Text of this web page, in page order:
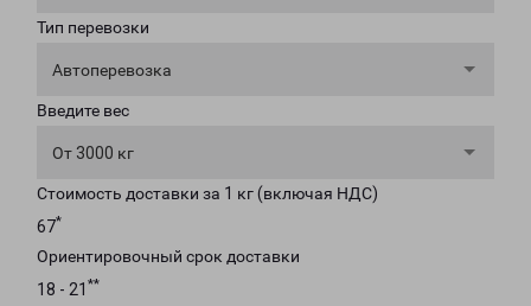
Тип перевозки
Автоперевозка
Введите вес
От 3000 кг
Стоимость доставки за 1 кг (включая НДС)
67*
Ориентировочный срок доставки
18 - 21 **